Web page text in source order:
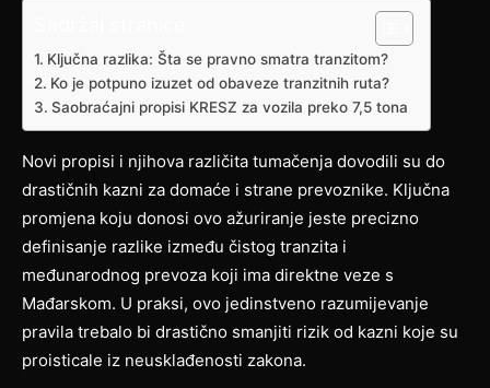
Ključna razlika: Šta se pravno smatra tranzitom?
Ko je potpuno izuzet od obaveze tranzitnih ruta?
Saobraćajni propisi KRESZ za vozila preko 7,5 tona
Novi propisi i njihova različita tumačenja dovodili su do
drastičnih kazni za domaće i strane prevoznike. Ključna
promjena koju donosi ovo ažuriranje jeste precizno
definisanje razlike između čistog tranzita i
međunarodnog prevoza koji ima direktne veze s
Mađarskom. U praksi, ovo jedinstveno razumijevanje
pravila trebalo bi drastično smanjiti rizik od kazni koje su
proisticale iz neusklađenosti zakona.